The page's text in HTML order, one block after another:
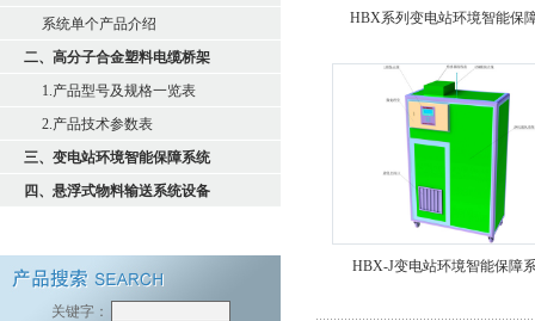
系统单个产品介绍
二、高分子合金塑料电缆桥架
1.产品型号及规格一览表
2.产品技术参数表
三、变电站环境智能保障系统
四、悬浮式物料输送系统设备
关键字：
HBX系列变电站环境智能保
HBX-J变电站环境智能保障